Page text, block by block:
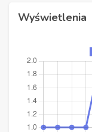
Wyświetlenia